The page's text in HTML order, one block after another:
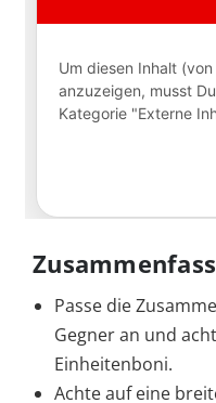
Passe die
Gegner an und
Einheitenboni.
Achte auf eine